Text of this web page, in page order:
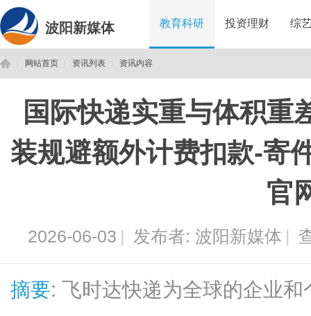
波阳新媒体 教育科研 投资理财 综
网站首页
›
资讯列表
›
资讯内容
国际快递实重与体积重
装规避额外计费扣款-寄
官
2026-06-03 | 发布者: 波阳新媒体 |
摘要: 飞时达快递为全球的企业